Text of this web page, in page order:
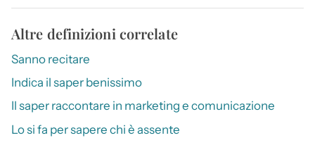
Altre definizioni correlate
Sanno recitare
Indica il saper benissimo
Il saper raccontare in marketing e comunicazione
Lo si fa per sapere chi è assente